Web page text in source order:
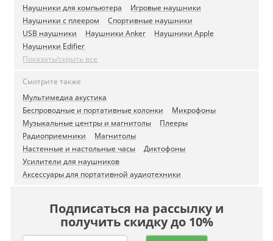
Наушники для компьютера
Игровые наушники
Наушники с плеером
Спортивные наушники
USB наушники
Наушники Anker
Наушники Apple
Наушники Edifier
Показать/скрыть все
Смотрите также
Мультимедиа акустика
Беспроводные и портативные колонки
Микрофоны
Музыкальные центры и магнитолы
Плееры
Радиоприемники
Магнитолы
Настенные и настольные часы
Диктофоны
Усилители для наушников
Аксессуары для портативной аудиотехники
Подписаться на рассылку и
получить скидку до 10%